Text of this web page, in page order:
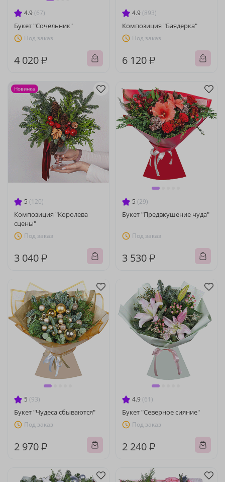
4.9 (67)
Букет "Сочельник"
Под заказ
4 020 ₽
4.9 (893)
Композиция "Баядерка"
Под заказ
6 120 ₽
5 (120)
Композиция "Королева
сцены"
Под заказ
3 040 ₽
Новинка
5 (29)
Букет "Предвкушение чуда"
Под заказ
3 530 ₽
5 (93)
Букет "Чудеса сбываются"
Под заказ
2 970 ₽
4.9 (61)
Букет "Северное сияние"
Под заказ
2 240 ₽